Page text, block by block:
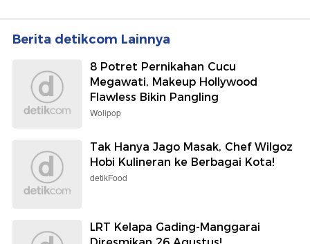
Berita detikcom Lainnya
8 Potret Pernikahan Cucu
Megawati, Makeup Hollywood
Flawless Bikin Pangling
Wolipop
Tak Hanya Jago Masak, Chef Wilgoz
Hobi Kulineran ke Berbagai Kota!
detikFood
LRT Kelapa Gading-Manggarai